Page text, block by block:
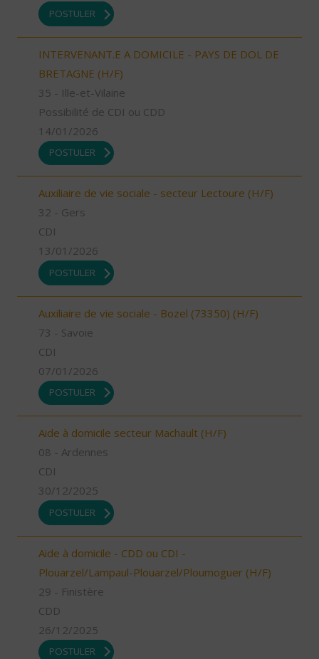
POSTULER
INTERVENANT.E A DOMICILE - PAYS DE DOL DE
BRETAGNE (H/F)
35 - Ille-et-Vilaine
Possibilité de CDI ou CDD
14/01/2026
POSTULER
Auxiliaire de vie sociale - secteur Lectoure (H/F)
32 - Gers
CDI
13/01/2026
POSTULER
Auxiliaire de vie sociale - Bozel (73350) (H/F)
73 - Savoie
CDI
07/01/2026
POSTULER
Aide à domicile secteur Machault (H/F)
08 - Ardennes
CDI
30/12/2025
POSTULER
Aide à domicile - CDD ou CDI -
Plouarzel/Lampaul-Plouarzel/Ploumoguer (H/F)
29 - Finistère
CDD
26/12/2025
POSTULER